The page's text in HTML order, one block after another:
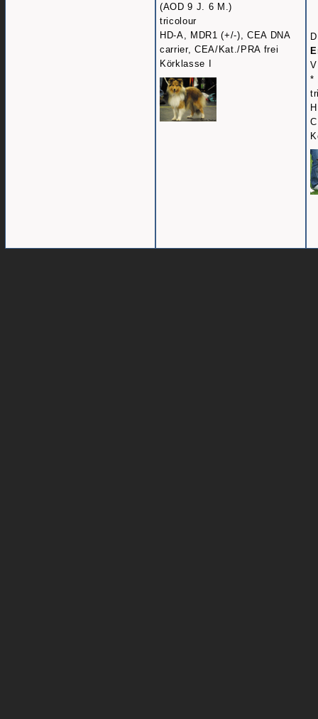
(AOD 9 J. 6 M.)
tricolour
HD-A, MDR1 (+/-), CEA DNA
carrier, CEA/Kat./PRA frei
Körklasse I
*